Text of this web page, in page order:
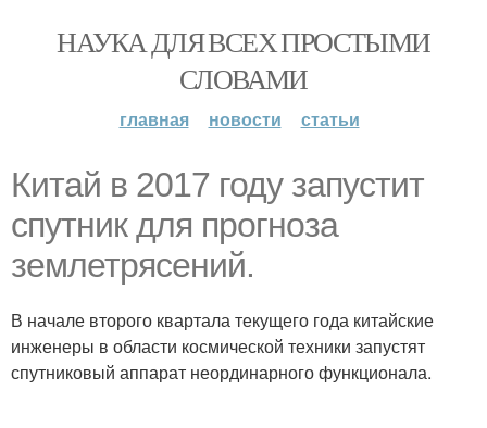
НАУКА ДЛЯ ВСЕХ ПРОСТЫМИ
СЛОВАМИ
главная новости статьи
Китай в 2017 году запустит
спутник для прогноза
землетрясений.
В начале второго квартала текущего года китайские
инженеры в области космической техники запустят
спутниковый аппарат неординарного функционала.